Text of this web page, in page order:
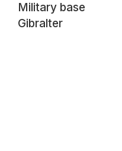
Military base
Gibralter